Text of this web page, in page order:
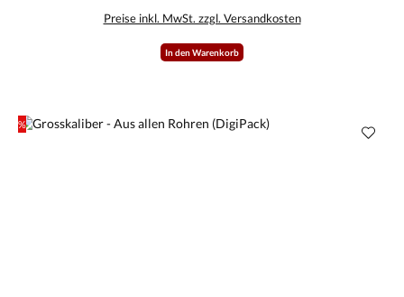
Preise inkl. MwSt. zzgl. Versandkosten
In den Warenkorb
Rabatt
%